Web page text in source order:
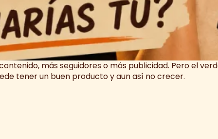
más seguidores o más publicidad. Pero el
tener un buen producto y aun así no crecer.